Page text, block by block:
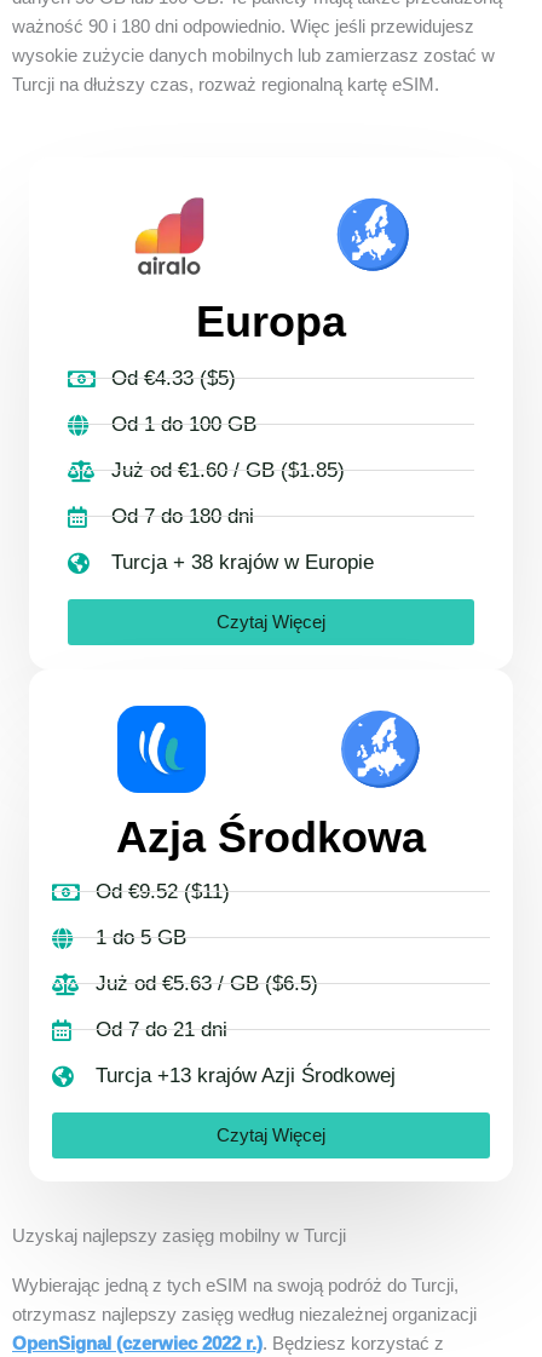
ważność 90 i 180 dni odpowiednio. Więc jeśli przewidujesz
wysokie zużycie danych mobilnych lub zamierzasz zostać w
Turcji na dłuższy czas, rozważ regionalną kartę eSIM.
Europa
Od €4.33 ($5)
Od 1 do 100 GB
Już od €1.60 / GB ($1.85)
Od 7 do 180 dni
Turcja + 38 krajów w Europie
Czytaj Więcej
Azja Środkowa
Od €9.52 ($11)
1 do 5 GB
Już od €5.63 / GB ($6.5)
Od 7 do 21 dni
Turcja +13 krajów Azji Środkowej
Czytaj Więcej
Uzyskaj najlepszy zasięg mobilny w Turcji
Wybierając jedną z tych eSIM na swoją podróż do Turcji,
otrzymasz najlepszy zasięg według niezależnej organizacji
OpenSignal (czerwiec 2022 r.). Będziesz korzystać z